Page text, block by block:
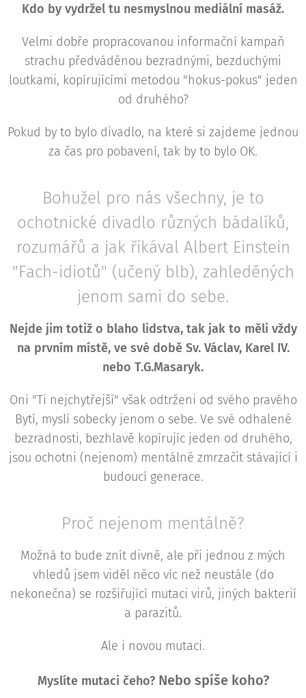
Kdo by vydržel tu nesmyslnou mediální masáž.
Velmi dobře propracovanou informační kampaň
strachu předváděnou bezradnými, bezduchými
loutkami, kopírujícími metodou "hokus-pokus" jeden
od druhého?
Pokud by to bylo divadlo, na které si zajdeme jednou
za čas pro pobavení, tak by to bylo OK.
Bohužel pro nás všechny, je to
ochotnické divadlo různých bádalíků,
rozumářů a jak říkával Albert Einstein
"Fach-idiotů" (učený blb), zahleděných
jenom sami do sebe.
Nejde jim totiž o blaho lidstva, tak jak to měli vždy
na prvním místě, ve své době Sv. Václav, Karel IV.
nebo T.G.Masaryk.
Oni "Ti nejchytřejší" však odtrženi od svého pravého
Bytí, myslí sobecky jenom o sebe. Ve své odhalené
bezradnosti, bezhlavě kopírujíc jeden od druhého,
jsou ochotni (nejenom) mentálně zmrzačit stávající i
budoucí generace.
Proč nejenom mentálně?
Možná to bude znít divně, ale při jednou z mých
vhledů jsem viděl něco víc než neustále (do
nekonečna) se rozšiřující mutaci virů, jiných bakterií
a parazitů.
Ale i novou mutaci.
Myslíte mutaci čeho? Nebo spíše koho?